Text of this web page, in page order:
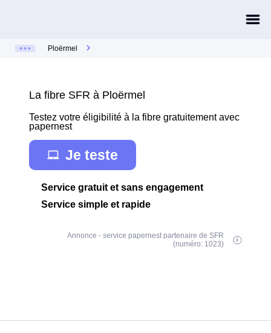
Ploërmel
La fibre SFR à Ploërmel
Testez votre éligibilité à la fibre gratuitement avec
papernest
Je teste
Service gratuit et sans engagement
Service simple et rapide
Annonce - service papernest partenaire de SFR
(numéro: 1023)